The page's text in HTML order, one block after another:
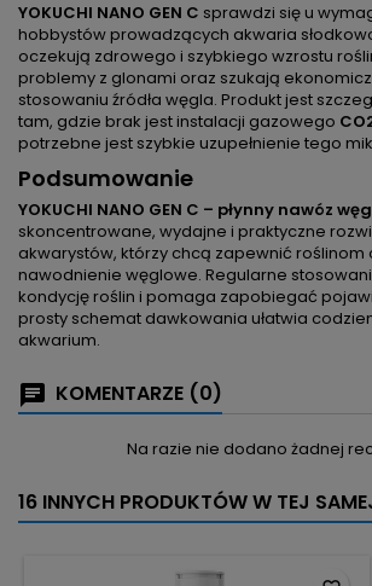
YOKUCHI NANO GEN C sprawdzi się u
hobbystów prowadzących akwaria
oczekują zdrowego i szybkiego wzrostu
problemy z glonami oraz szukają
stosowaniu źródła węgla. Produkt jest
tam, gdzie brak jest instalacji gazowego
potrzebne jest szybkie uzupełnienie tego
Podsumowanie
YOKUCHI NANO GEN C – płynny nawóz
skoncentrowane, wydajne i praktyczne
akwarystów, którzy chcą zapewnić
nawodnienie węglowe. Regularne
kondycję roślin i pomaga zapobiegać
prosty schemat dawkowania ułatwia
akwarium.
KOMENTARZE (0)
Na razie nie dodano żadnej
16 INNYCH PRODUKTÓW W TEJ